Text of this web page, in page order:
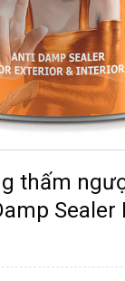
thấm
Sealer